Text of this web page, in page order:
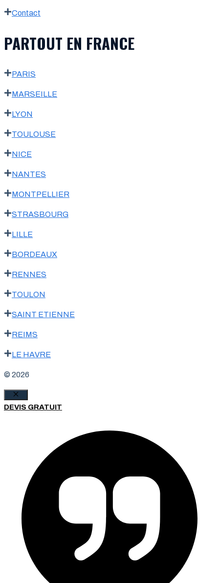
Contact
PARTOUT EN FRANCE
PARIS
MARSEILLE
LYON
TOULOUSE
NICE
NANTES
MONTPELLIER
STRASBOURG
LILLE
BORDEAUX
RENNES
TOULON
SAINT ETIENNE
REIMS
LE HAVRE
© 2026
Fermer
DEVIS GRATUIT